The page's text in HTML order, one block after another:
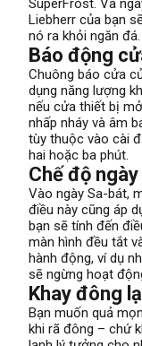
SuperFrost. Và
Liebherr của bạn
nó ra khỏi ngăn đá.
Báo động
Chuông báo cửa
dụng năng lượng
nếu cửa thiết bị
nhấp nháy và âm
tùy thuộc vào cài
hai hoặc ba phút.
Chế độ
Vào ngày Sa-bát,
điều này cũng áp
bạn sẽ tính đến
màn hình đều tắt
hành động, ví dụ
sẽ ngừng hoạt
Khay đông
Bạn muốn quả
khi rã đông – chứ